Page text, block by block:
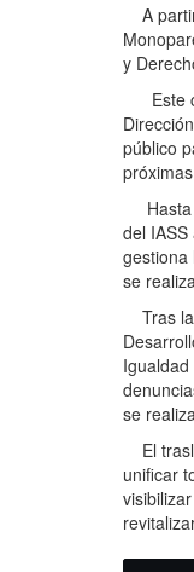
A
y
Este
público
Hasta
del
gestiona
se
Tras la
se
El
unificar